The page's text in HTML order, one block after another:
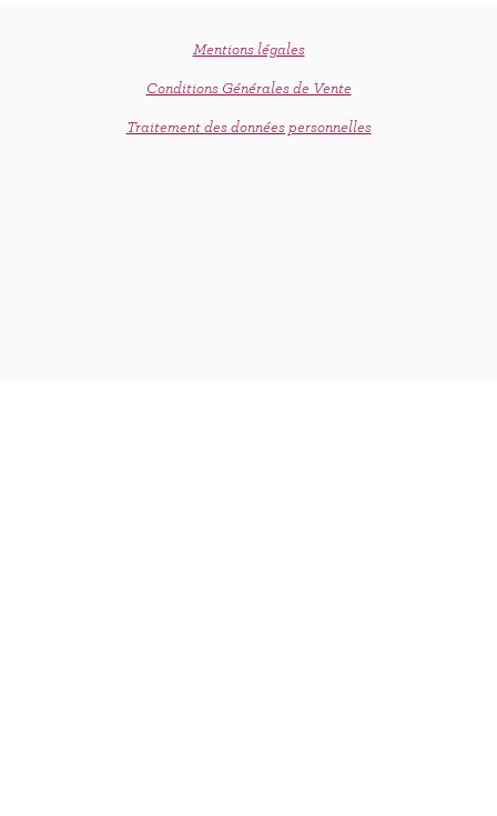
Mentions légales
Conditions Générales de Vente
Traitement des données personnelles